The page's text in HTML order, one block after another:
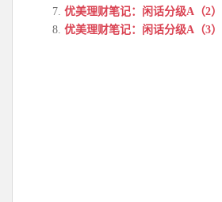
优美理财笔记：闲话分级A（2）
优美理财笔记：闲话分级A（3）